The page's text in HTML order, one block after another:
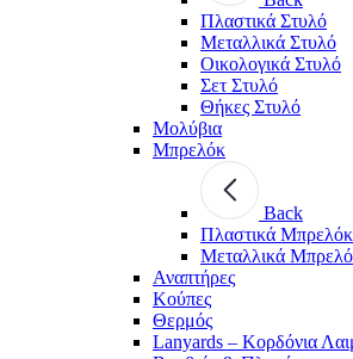
Πλαστικά Στυλό
Μεταλλικά Στυλό
Οικολογικά Στυλό
Σετ Στυλό
Θήκες Στυλό
Μολύβια
Μπρελόκ
Back
Πλαστικά Μπρελόκ
Μεταλλικά
Αναπτήρες
Κούπες
Θερμός
Lanyards – Kορδόνια